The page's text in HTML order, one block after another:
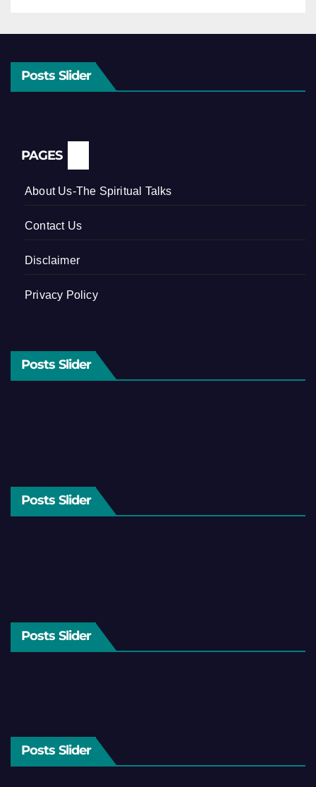
Posts Slider
PAGES
About Us-The Spiritual Talks
Contact Us
Disclaimer
Privacy Policy
Posts Slider
Posts Slider
Posts Slider
Posts Slider